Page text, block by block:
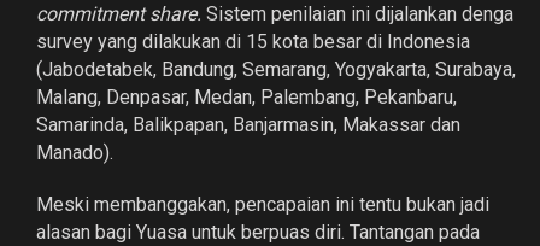
commitment share. Sistem penilaian ini dijalankan denga
survey yang dilakukan di 15 kota besar di Indonesia
(Jabodetabek, Bandung, Semarang, Yogyakarta, Surabaya,
Malang, Denpasar, Medan, Palembang, Pekanbaru,
Samarinda, Balikpapan, Banjarmasin, Makassar dan
Manado).
Meski membanggakan, pencapaian ini tentu bukan jadi
alasan bagi Yuasa untuk berpuas diri. Tantangan pada